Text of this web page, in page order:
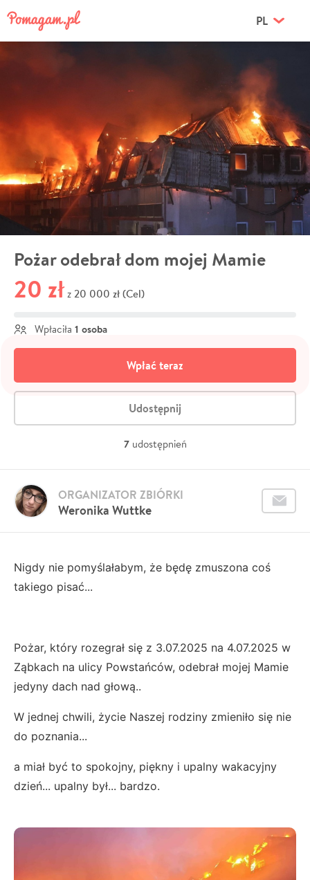
PL
Pożar odebrał dom mojej Mamie
20 zł z 20 000 zł (Cel)
Wpłaciła 1 osoba
Wpłać teraz
Udostępnij
7 udostępnień
Weronika Wuttke
ORGANIZATOR ZBIÓRKI
Nigdy nie pomyślałabym, że będę zmuszona coś
takiego pisać...
Pożar, który rozegrał się z 3.07.2025 na 4.07.2025 w
Ząbkach na ulicy Powstańców, odebrał mojej Mamie
jedyny dach nad głową..
W jednej chwili, życie Naszej rodziny zmieniło się nie
do poznania...
a miał być to spokojny, piękny i upalny wakacyjny
dzień... upalny był... bardzo.